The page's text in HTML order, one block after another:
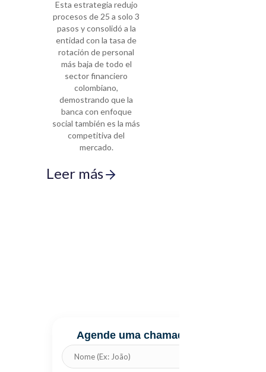
Esta estrategia redujo
procesos de 25 a solo 3
pasos y consolidó a la
entidad con la tasa de
rotación de personal
más baja de todo el
sector financiero
colombiano,
demostrando que la
banca con enfoque
social también es la más
competitiva del
mercado.
Leer más
Agende uma chamada